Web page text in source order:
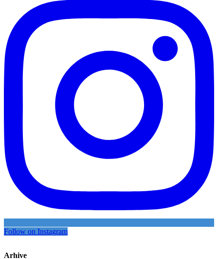
Follow on Instagram
Arhive